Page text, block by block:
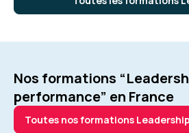
Nos formations
performance” en France
Toutes nos formations